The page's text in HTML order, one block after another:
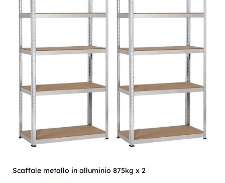
Scaffale metallo in alluminio 875kg x 2